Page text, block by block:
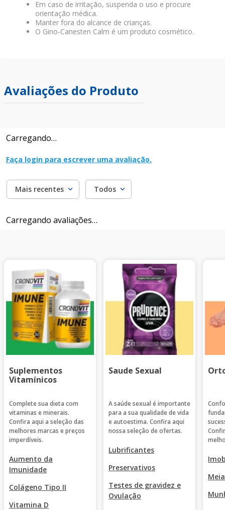
Em caso de irritação, suspenda o uso e procure
orientação médica.
Manter fora do alcance de crianças.
O Gino-Canesten Calm é um produto cosmético.
Avaliações do Produto
Carregando…
Faça login para escrever uma avaliação.
Mais recentes Todos
Carregando avaliações…
Suplementos
Vitamínicos
Complete sua dieta com
vitaminas e minerais.
Confira aqui a seleção das
melhores marcas e preços
imperdíveis.
Aumento da
Imunidade
Colágeno Tipo II
Vitamina D
Saude Sexual
A saúde sexual é importante
para a sua qualidade de vida
e autoestima. Confira aqui
nossa seleção de ofertas.
Lubrificantes
Preservativos
Testes de gravidez e
Ovulação